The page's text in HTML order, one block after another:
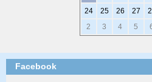
24
25 26 27
2
3 4 5
Facebook